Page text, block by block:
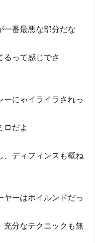
一番最悪な部分だな
るって感じでさ
ーにゃイライラされっ
ロだよ
、ディフィンスも概ね
ヤーはホイルンドだっ
充分なテクニックも無